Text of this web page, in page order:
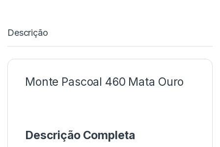
Descrição
Monte Pascoal 460 Mata Ouro
Descrição Completa